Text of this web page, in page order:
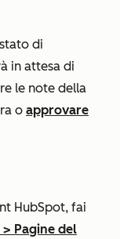
di
in attesa di
le note della
o approvare
HubSpot, fai
> Pagine del